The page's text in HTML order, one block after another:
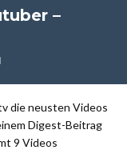
–
die neusten Videos
Digest-Beitrag
9 Videos